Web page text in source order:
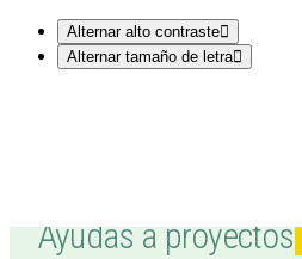
Alternar alto contraste
Alternar tamaño de letra
Ayudas a proyectos